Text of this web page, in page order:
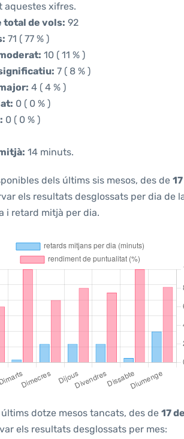
aquestes xifres.
total de vols: 92
71 ( 77 % )
10 ( 11 % )
7 ( 8 % )
4 ( 4 % )
0 ( 0 % )
0 ( 0 % )
14 minuts.
dels últims sis mesos, des de
els resultats desglossats per dia de
i retard mitjà per dia.
dotze mesos tancats, des de 17 de
els resultats desglossats per mes: